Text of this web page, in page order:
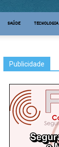
SAÚDE TECNOLOGIA
Publicidade